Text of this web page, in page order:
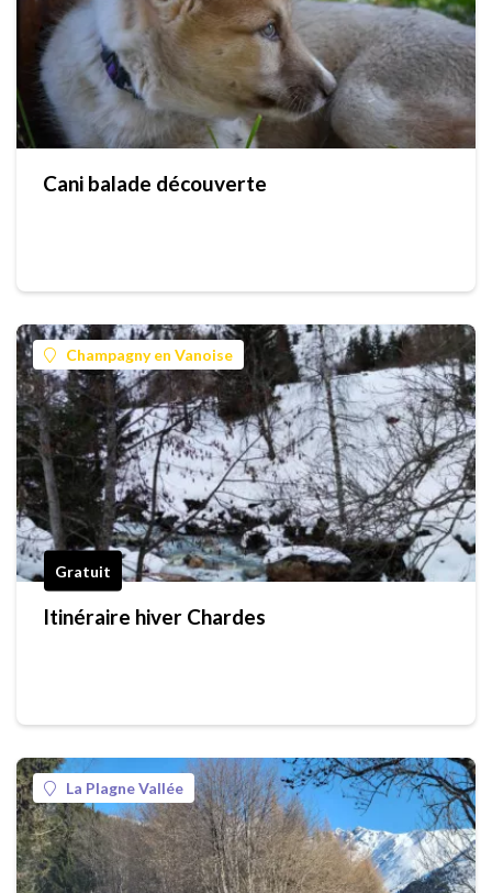
Cani balade découverte
Champagny en Vanoise
Gratuit
Itinéraire hiver Chardes
La Plagne Vallée